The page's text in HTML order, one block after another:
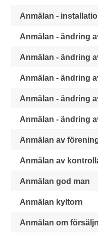
Anmälan -
Anmälan - ändring
Anmälan - ändring
Anmälan - ändring
Anmälan - ändring
Anmälan - ändring
Anmälan av
Anmälan av
Anmälan god man
Anmälan kyltorn
Anmälan om